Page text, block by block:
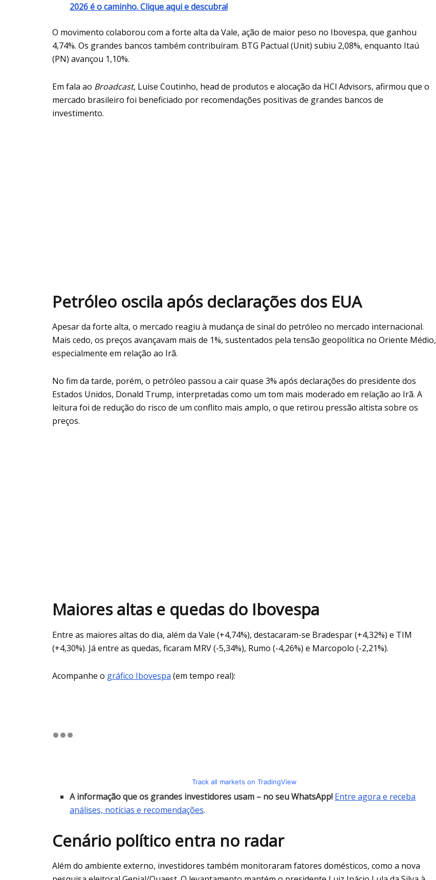
2026 é o caminho. Clique aqui e descubra!
O movimento colaborou com a forte alta da Vale, ação de maior peso no Ibovespa, que ganhou
4,74%. Os grandes bancos também contribuíram. BTG Pactual (Unit) subiu 2,08%, enquanto Itaú
(PN) avançou 1,10%.
Em fala ao Broadcast, Luise Coutinho, head de produtos e alocação da HCl Advisors, afirmou que o
mercado brasileiro foi beneficiado por recomendações positivas de grandes bancos de
investimento.
Petróleo oscila após declarações dos EUA
Apesar da forte alta, o mercado reagiu à mudança de sinal do petróleo no mercado internacional.
Mais cedo, os preços avançavam mais de 1%, sustentados pela tensão geopolítica no Oriente Médio,
especialmente em relação ao Irã.
No fim da tarde, porém, o petróleo passou a cair quase 3% após declarações do presidente dos
Estados Unidos, Donald Trump, interpretadas como um tom mais moderado em relação ao Irã. A
leitura foi de redução do risco de um conflito mais amplo, o que retirou pressão altista sobre os
preços.
Maiores altas e quedas do Ibovespa
Entre as maiores altas do dia, além da Vale (+4,74%), destacaram-se Bradespar (+4,32%) e TIM
(+4,30%). Já entre as quedas, ficaram MRV (-5,34%), Rumo (-4,26%) e Marcopolo (-2,21%).
Acompanhe o gráfico Ibovespa (em tempo real):
Track all markets on TradingView
A informação que os grandes investidores usam – no seu WhatsApp! Entre agora e receba
análises, notícias e recomendações.
Cenário político entra no radar
Além do ambiente externo, investidores também monitoraram fatores domésticos, como a nova